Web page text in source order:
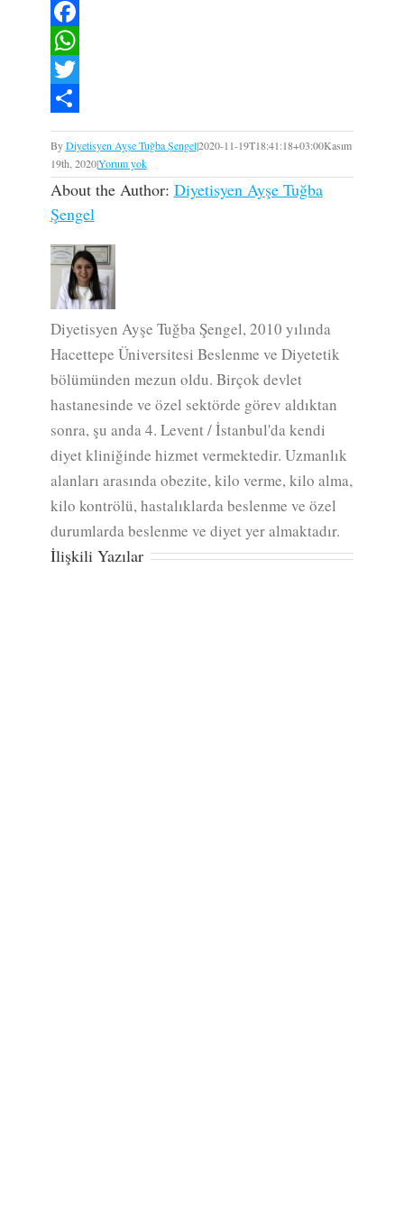
Facebook
WhatsApp
Twitter
Paylaş
ByDiyetisyen Ayşe Tuğba Şengel|2020-11-19T18:41:18+03:00Kasım
19th, 2020|Yorum yok
About the Author: Diyetisyen Ayşe Tuğba
Şengel
Diyetisyen Ayşe Tuğba Şengel, 2010 yılında
Hacettepe Üniversitesi Beslenme ve Diyetetik
bölümünden mezun oldu. Birçok devlet
hastanesinde ve özel sektörde görev aldıktan
sonra, şu anda 4. Levent / İstanbul'da kendi
diyet kliniğinde hizmet vermektedir. Uzmanlık
alanları arasında obezite, kilo verme, kilo alma,
kilo kontrölü, hastalıklarda beslenme ve özel
durumlarda beslenme ve diyet yer almaktadır.
İlişkili Yazılar